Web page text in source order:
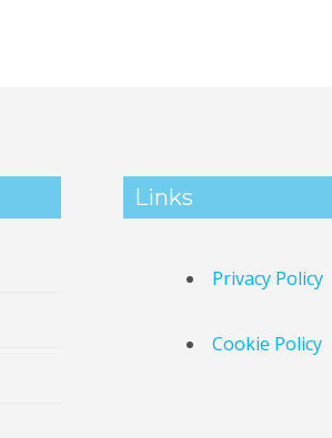
Links
Privacy Policy
Cookie Policy